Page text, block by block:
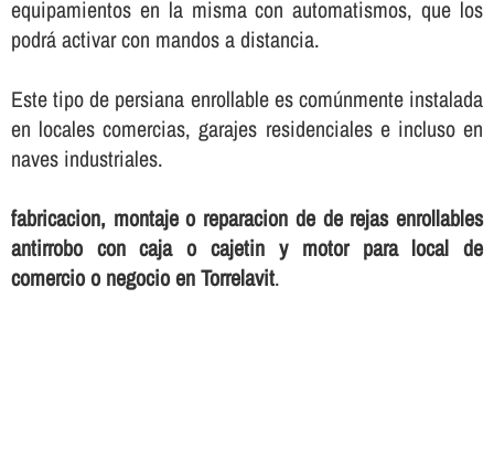
equipamientos en la misma con automatismos, que los
podrá activar con mandos a distancia.
Este tipo de persiana enrollable es comúnmente instalada
en locales comercias, garajes residenciales e incluso en
naves industriales.
fabricacion, montaje o reparacion de de rejas enrollables
antirrobo con caja o cajetin y motor para local de
comercio o negocio en Torrelavit.